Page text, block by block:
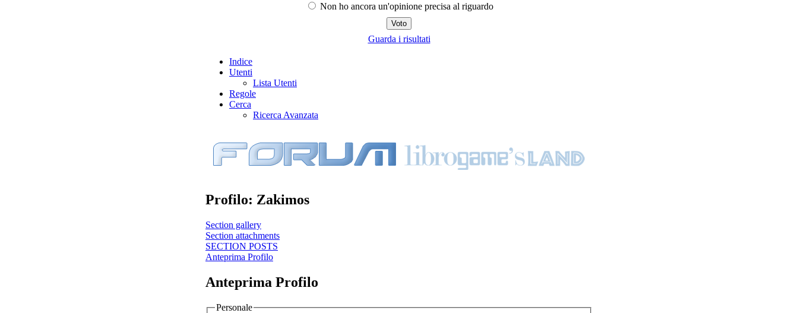
Non ho ancora un'opinione precisa al riguardo
Guarda i risultati
Indice
Utenti
Lista Utenti
Regole
Cerca
Ricerca Avanzata
Profilo: Zakimos
Section gallery
Section attachments
SECTION POSTS
Anteprima Profilo
Anteprima Profilo
Personale